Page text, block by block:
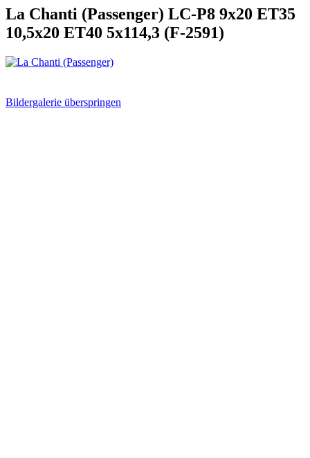
La Chanti (Passenger) LC-P8 9x20 ET35
10,5x20 ET40 5x114,3 (F-2591)
Bildergalerie überspringen